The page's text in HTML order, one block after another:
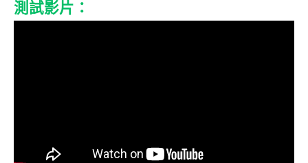
測試影片：